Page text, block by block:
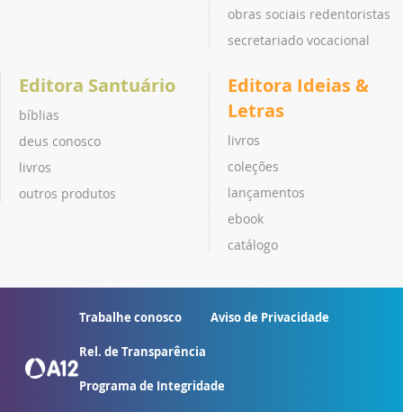
obras sociais redentoristas
secretariado vocacional
Editora Santuário
bíblias
deus conosco
livros
outros produtos
Editora Ideias &
Letras
livros
coleções
lançamentos
ebook
catálogo
Trabalhe conosco Aviso de Privacidade
Rel. de Transparência
Programa de Integridade